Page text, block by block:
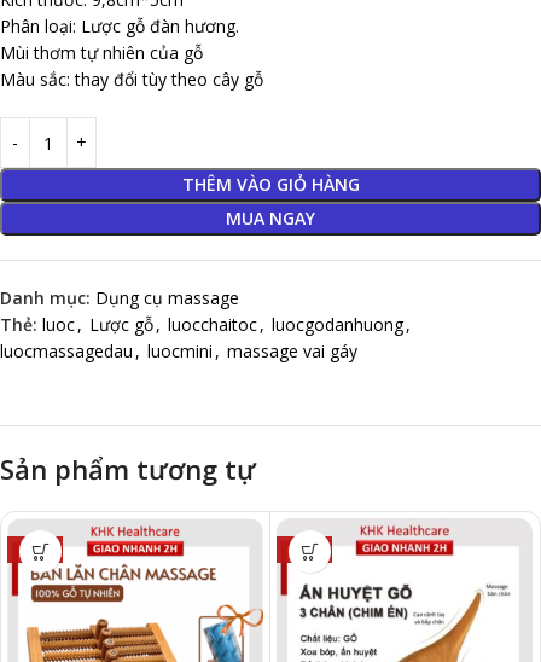
Phân loại: Lược gỗ đàn hương.
Mùi thơm tự nhiên của gỗ
Màu sắc: thay đổi tùy theo cây gỗ
THÊM VÀO GIỎ HÀNG
MUA NGAY
Danh mục: Dụng cụ massage
Thẻ: luoc, Lược gỗ, luocchaitoc, luocgodanhuong,
luocmassagedau , luocmini , massage vai gáy
Sản phẩm tương tự
-30% -40%